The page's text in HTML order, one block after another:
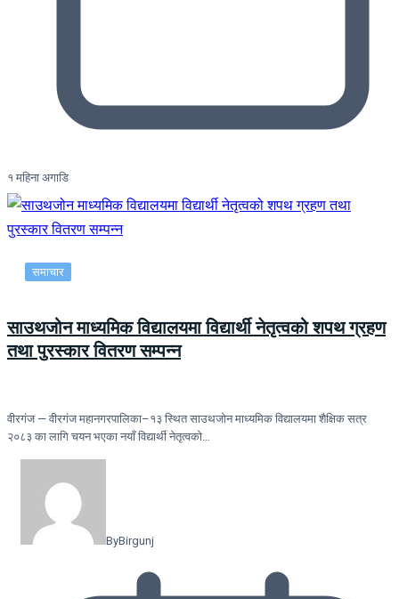
१ महिना अगाडि
समाचार
साउथजोन माध्यमिक विद्यालयमा विद्यार्थी नेतृत्वको शपथ ग्रहण
तथा पुरस्कार वितरण सम्पन्न
वीरगंज — वीरगंज महानगरपालिका–१३ स्थित साउथजोन माध्यमिक विद्यालयमा शैक्षिक सत्र
२०८३ का लागि चयन भएका नयाँ विद्यार्थी नेतृत्वको…
ByBirgunj